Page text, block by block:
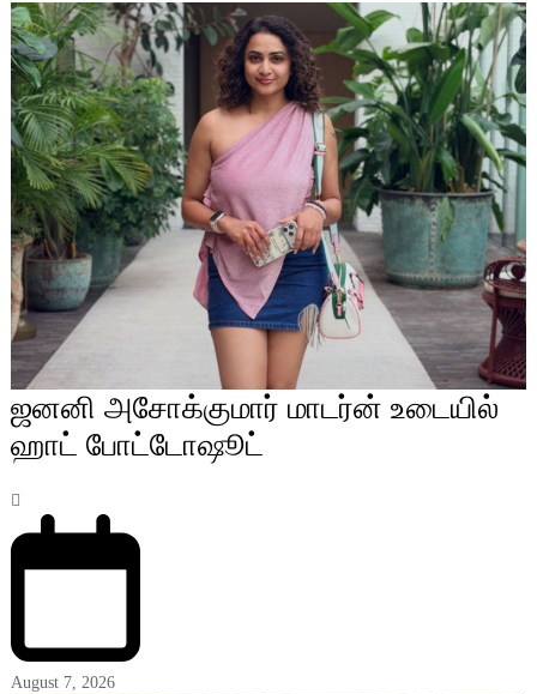
ஜனனி அசோக்குமார் மாடர்ன் உடையில்
ஹாட் போட்டோஷூட்
August 7, 2026